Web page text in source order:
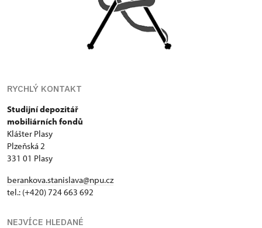
RYCHLÝ KONTAKT
Studijní depozitář
mobiliárních fondů
Klášter Plasy
Plzeňská 2
331 01 Plasy
berankova.stanislava@npu.cz
tel.: (+420) 724 663 692
NEJVÍCE HLEDANÉ